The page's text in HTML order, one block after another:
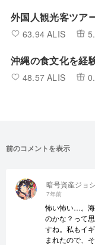
外国人観光客ツア
63.94 ALIS
沖縄の食文化を経
48.57 ALIS
前のコメントを表示
暗号資産ジョ
7年前
怖い怖い…。
のかな？って
すね。私もイ
まれたので、